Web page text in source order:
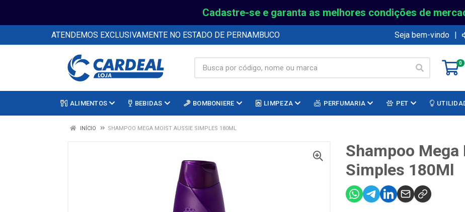
Cadastre-se e garanta as melhores condições de
ATENDEMOS EXCLUSIVAMENTE NO ESTADO DE PERNAMBUCO Seja bem-vindo |
0
ALIMENTOS BEBIDAS BOMBONIERE LIMPEZA PERFUMARIA PET
INÍCIO SHAMPOO MEGA MOIST AUSSIE SIMPLES 180ML
Shampoo
Simples 180Ml